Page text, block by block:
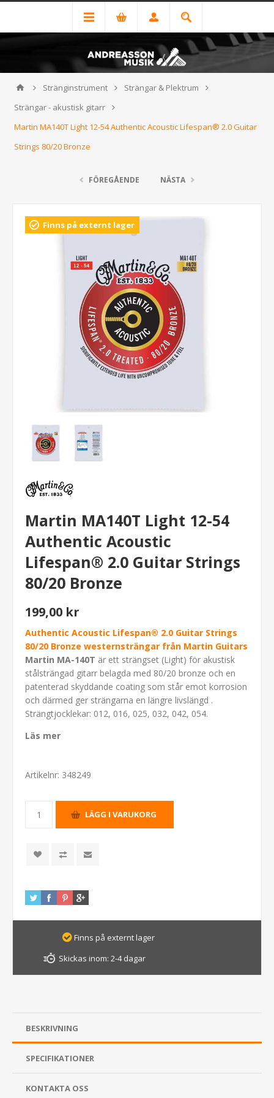
Stränginstrument
Strängar & Plektrum
Strängar - akustisk gitarr
Martin MA140T Light 12-54 Authentic Acoustic Lifespan® 2.0 Guitar
Strings 80/20 Bronze
FÖREGÅENDE NÄSTA
Finns på externt lager
Martin MA140T Light 12-54
Authentic Acoustic
Lifespan® 2.0 Guitar Strings
80/20 Bronze
199,00 kr
Authentic Acoustic Lifespan® 2.0 Guitar Strings
80/20 Bronze westernsträngar från Martin Guitars
Martin MA-140T är ett strängset (Light) för akustisk
stålsträngad gitarr belagda med 80/20 bronze och en
patenterad skyddande coating som står emot korrosion
och därmed ger strängarna en längre livslängd .
Strängtjocklekar: 012, 016, 025, 032, 042, 054.
Läs mer
Artikelnr: 348249
Finns på externt lager
Skickas inom: 2-4 dagar
BESKRIVNING
SPECIFIKATIONER
KONTAKTA OSS